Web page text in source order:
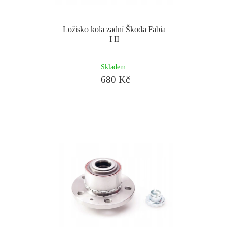
Ložisko kola zadní Škoda Fabia
I II
Skladem:
680 Kč